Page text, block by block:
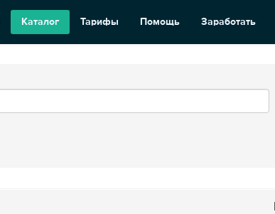
Каталог Тарифы Помощь Заработать